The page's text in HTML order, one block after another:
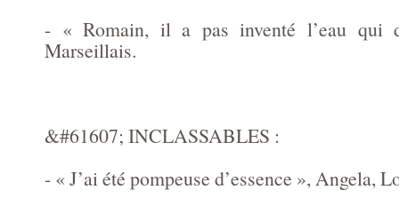
- « Romain, il a pas inventé l’eau qui
Marseillais.
&#61607; INCLASSABLES :
- « J’ai été pompeuse d’essence », Angela,